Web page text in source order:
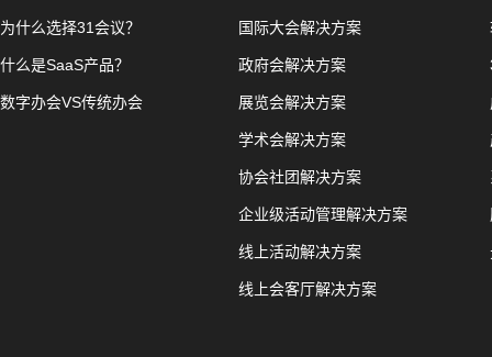
为什么选择31会议？
什么是SaaS产品？
数字办会VS传统办会
国际大会解决方案
政府会解决方案
展览会解决方案
学术会解决方案
协会社团解决方案
企业级活动管理解决方案
线上活动解决方案
线上会客厅解决方案